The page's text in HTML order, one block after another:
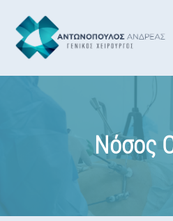
περιεχόμενο
Νόσος